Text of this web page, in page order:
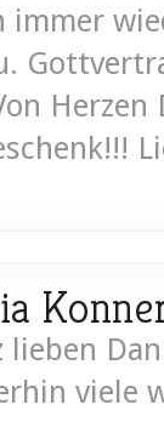
immer
lieben
viele